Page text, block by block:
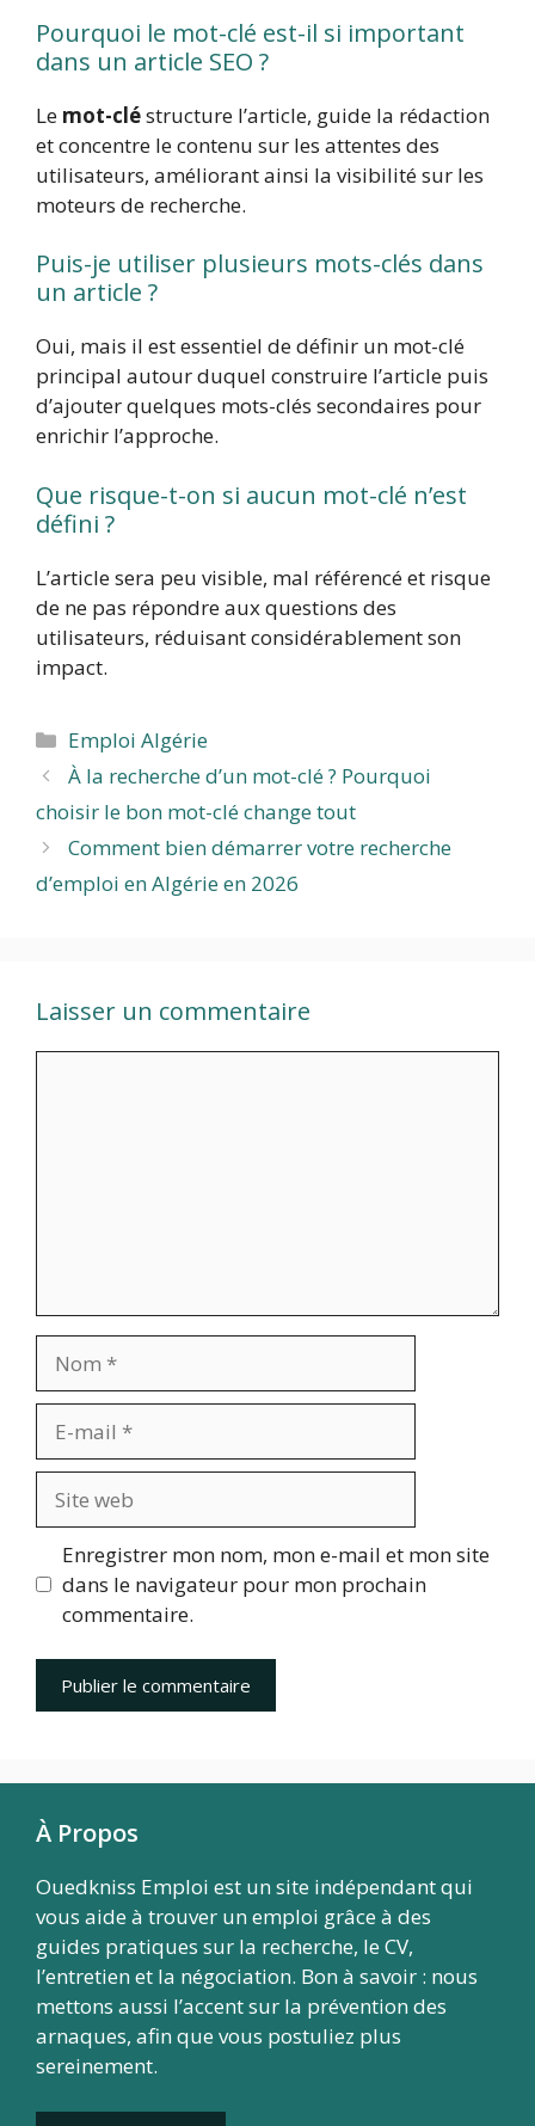
Pourquoi le mot-clé est-il si important
dans un article SEO ?
Le mot-cléstructure l’article, guide la rédaction
et concentre le contenu sur les attentes des
utilisateurs, améliorant ainsi la visibilité sur les
moteurs de recherche.
Puis-je utiliser plusieurs mots-clés dans
un article ?
Oui, mais il est essentiel de définir un mot-clé
principal autour duquel construire l’article puis
d’ajouter quelques mots-clés secondaires pour
enrichir l’approche.
Que risque-t-on si aucun mot-clé n’est
défini ?
L’article sera peu visible, mal référencé et risque
de ne pas répondre aux questions des
utilisateurs, réduisant considérablement son
impact.
Catégories
Emploi Algérie
À la recherche d’un mot-clé ? Pourquoi
choisir le bon mot-clé change tout
Comment bien démarrer votre recherche
d’emploi en Algérie en 2026
Laisser un commentaire
mail
web
Enregistrer mon nom, mon e-mail et mon site
dans le navigateur pour mon prochain
commentaire.
À Propos
Ouedkniss Emploi est un site indépendant qui
vous aide à trouver un emploi grâce à des
guides pratiques sur la recherche, le CV,
l’entretien et la négociation. Bon à savoir : nous
mettons aussi l’accent sur la prévention des
arnaques, afin que vous postuliez plus
sereinement.